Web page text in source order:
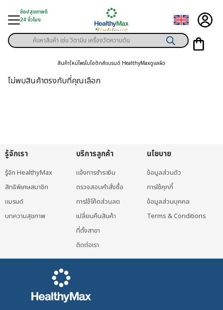
content
ช้อปสุขภาพดี
24 ชั่วโมง
มู่สินค้า
สุขภาพ
กค้า
Products
search
สินค้าใหม่โพรไบโอติกส์แบรนด์ HealthyMaxดูแลผิว
ไม่พบสินค้าตรงกับที่คุณเลือก
รู้จักเรา
รู้จัก HealthyMax
สิทธิพิเศษสมาชิก
แบรนด์
บทความสุขภาพ
บริการลูกค้า
แจ้งการชำระเงิน
ตรวจสอบคำสั่งซื้อ
การใช้โค้ดส่วนลด
เปลี่ยนคืนสินค้า
ที่ตั้งสาขา
ติดต่อเรา
นโยบาย
ข้อมูลส่วนตัว
การใช้คุกกี้
ข้อมูลส่วนบุคคล
Terms & Conditions